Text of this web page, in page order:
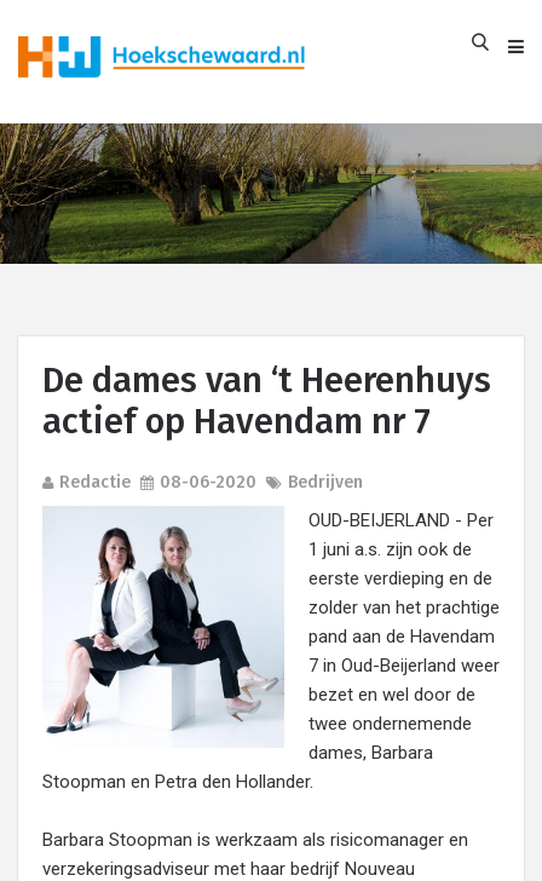
De dames van ‘t Heerenhuys
actief op Havendam nr 7
Redactie 08-06-2020 Bedrijven
OUD-BEIJERLAND - Per
1 juni a.s. zijn ook de
eerste verdieping en de
zolder van het prachtige
pand aan de Havendam
7 in Oud-Beijerland weer
bezet en wel door de
twee ondernemende
dames, Barbara
Stoopman en Petra den Hollander.
Barbara Stoopman is werkzaam als risicomanager en
verzekeringsadviseur met haar bedrijf Nouveau